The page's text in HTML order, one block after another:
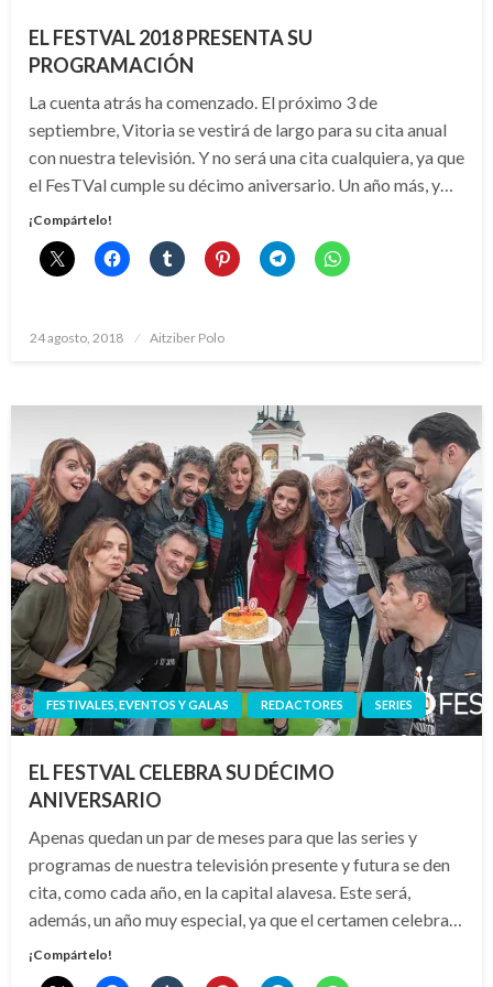
EL FESTVAL 2018 PRESENTA SU
PROGRAMACIÓN
La cuenta atrás ha comenzado. El próximo 3 de
septiembre, Vitoria se vestirá de largo para su cita anual
con nuestra televisión. Y no será una cita cualquiera, ya que
el FesTVal cumple su décimo aniversario. Un año más, y…
¡Compártelo!
Publicado
24 agosto, 2018 Aitziber Polo
FESTIVALES, EVENTOS Y GALAS REDACTORES SERIES
EL FESTVAL CELEBRA SU DÉCIMO
ANIVERSARIO
Apenas quedan un par de meses para que las series y
programas de nuestra televisión presente y futura se den
cita, como cada año, en la capital alavesa. Este será,
además, un año muy especial, ya que el certamen celebra…
¡Compártelo!